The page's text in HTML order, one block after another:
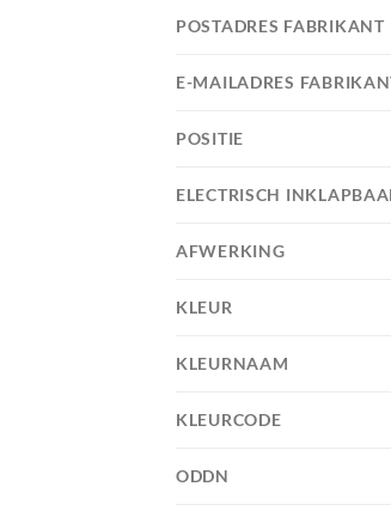
POSTADRES FABRIKANT
E-MAILADRES
POSITIE
ELECTRISCH
AFWERKING
KLEUR
KLEURNAAM
KLEURCODE
ODDN